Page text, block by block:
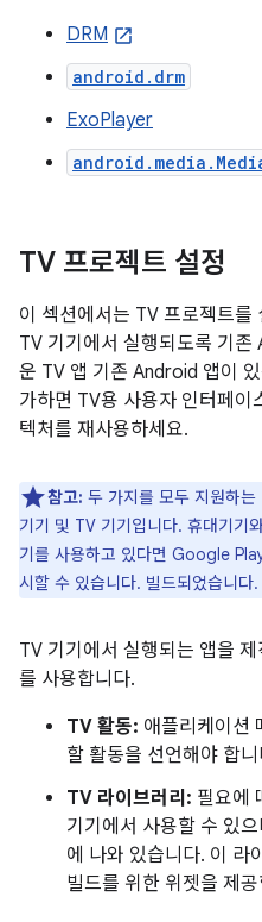
DRM
android.drm
ExoPlayer
TV 프로젝트 설정
이 섹션에서는 TV 프로젝트를
TV 기기에서 실행되도록 기
운 TV 앱 기존 Android 앱이
가하면 TV용 사용자 인터페이
텍처를 재사용하세요.
참고: 두 가지를 모두 지원하
기기 및 TV 기기입니다. 휴대기기
기를 사용하고 있다면 Google
시할 수 있습니다. 빌드되었습니다
TV 기기에서 실행되는 앱을
를 사용합니다.
TV 활동: 애플리케이션
할 활동을 선언해야 합니
TV 라이브러리: 필요에
기기에서 사용할 수 있
에 나와 있습니다. 이 라
빌드를 위한 위젯을 제